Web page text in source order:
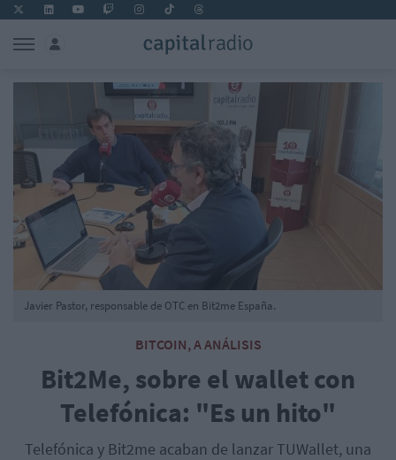
BITCOIN, A ANÁLISIS
Bit2Me, sobre el wallet con
Telefónica: "Es un hito"
Telefónica y Bit2me acaban de lanzar TUWallet, una
Javier Pastor, responsable de OTC en Bit2me España.